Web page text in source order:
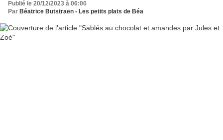
Publié le 20/12/2023 à 06:00
Par Béatrice Butstraen - Les petits plats de Béa